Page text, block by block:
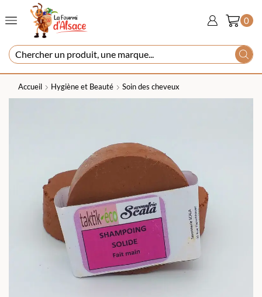
0
Accueil Hygiène et Beauté Soin des cheveux